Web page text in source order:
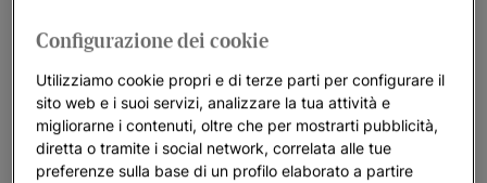
Configurazione dei cookie
Utilizziamo cookie propri e di terze parti per configurare il
sito web e i suoi servizi, analizzare la tua attività e
migliorarne i contenuti, oltre che per mostrarti pubblicità,
diretta o tramite i social network, correlata alle tue
preferenze sulla base di un profilo elaborato a partire